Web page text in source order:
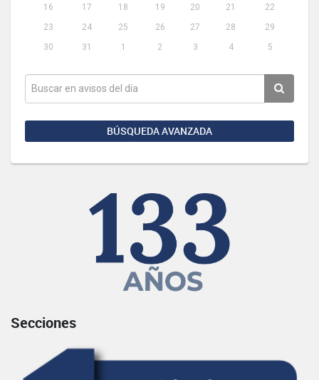
16
17 18 19 20 21
22
23
24 25 26 27 28
29
30
31 1 2 3 4 5
BÚSQUEDA AVANZADA
Secciones